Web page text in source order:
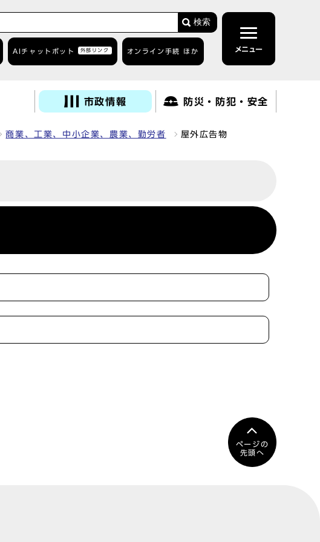
検索
AIチャットボット 外部リンク オンライン手続 ほか メニュー
市政情報 防災・防犯・安全
商業、工業、中小企業、農業、勤労者 屋外広告物
ページの
先頭へ